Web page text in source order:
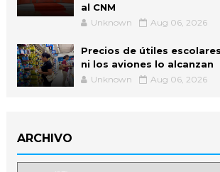
al CNM
Unknown Aug 06, 2026
Precios de útiles
ni los aviones lo alcanzan
Unknown Aug 06, 2026
ARCHIVO